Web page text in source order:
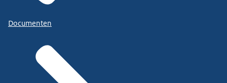
Documenten